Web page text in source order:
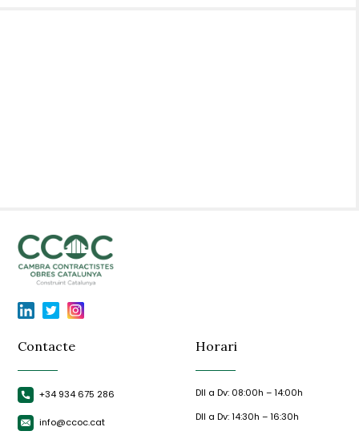
Contacte
+34 934 675 286
info@ccoc.cat
Horari
Dll a Dv: 08:00h – 14:00h
Dll a Dv: 14:30h – 16:30h